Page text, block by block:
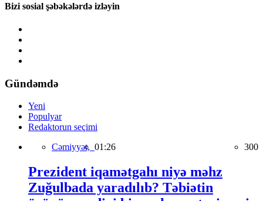
Bizi sosial şəbəkələrdə izləyin
Gündəmdə
Yeni
Populyar
Redaktorun seçimi
Cəmiyyət, 01:26 300
Prezident iqamətgahı niyə məhz
Zuğulbada yaradılıb? Təbiətin